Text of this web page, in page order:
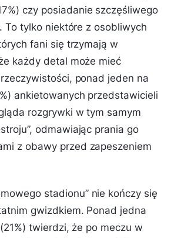
czy posiadanie szczęśliwego
To tylko niektóre z osobliwych
fani się trzymają w
każdy detal może mieć
ponad jeden na
ankietowanych przedstawicieli
rozgrywki w tym samym
odmawiając prania go
z obawy przed zapeszeniem
stadionu” nie kończy się
gwizdkiem. Ponad jedna
twierdzi, że po meczu w